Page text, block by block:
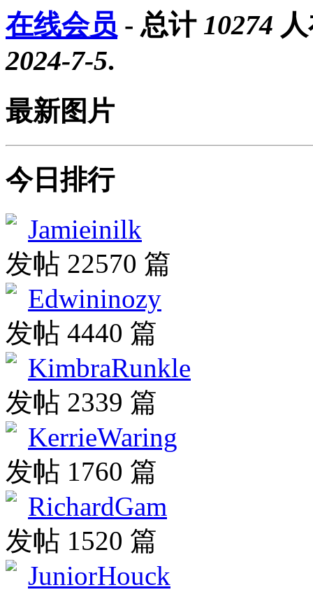
在线会员 - 总计 10274
2024-7-5.
最新图片
今日排行
Jamieinilk
发帖 22570 篇
Edwininozy
发帖 4440 篇
KimbraRunkle
发帖 2339 篇
KerrieWaring
发帖 1760 篇
RichardGam
发帖 1520 篇
JuniorHouck